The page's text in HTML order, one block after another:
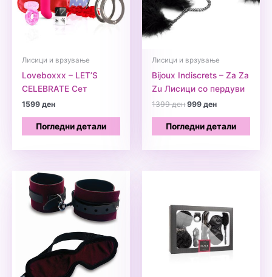
Лисици и врзување
Loveboxxx – LET’S
CELEBRATE Сет
1599ден
Погледни детали
Лисици и врзување
Bijoux Indiscrets – Za Za
Zu Лисици со пердуви
1399денOriginal
was:
1399 ден.
999денCurrent
is:
999 ден.
Погледни детали